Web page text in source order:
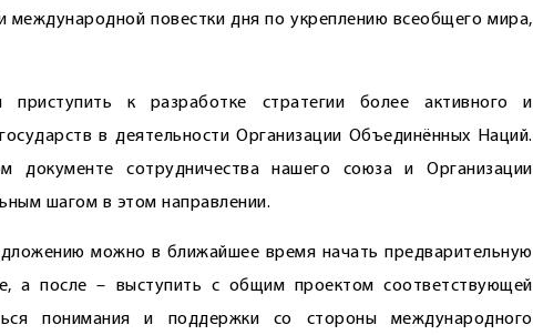
международной повестки дня по укреплению всеобщего мира,
к разработке стратегии более активного и
в деятельности Организации Объединённых Наций.
документе сотрудничества нашего союза и Организации
шагом в этом направлении.
можно в ближайшее время начать предварительную
а после – выступить с общим проектом соответствующей
понимания и поддержки со стороны международного